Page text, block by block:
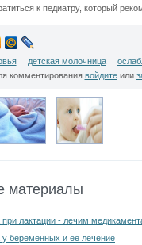
к педиатру, который
детская молочница
комментирования войдитеили
материалы
лактации - лечим
беременных и ее лечение